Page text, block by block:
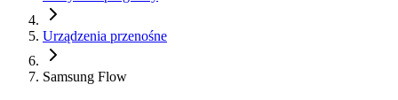
Urządzenia przenośne
Samsung Flow